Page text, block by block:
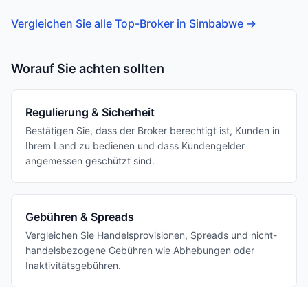
Vergleichen Sie alle Top-Broker in Simbabwe →
Worauf Sie achten sollten
Regulierung & Sicherheit
Bestätigen Sie, dass der Broker berechtigt ist, Kunden in
Ihrem Land zu bedienen und dass Kundengelder
angemessen geschützt sind.
Gebühren & Spreads
Vergleichen Sie Handelsprovisionen, Spreads und nicht-
handelsbezogene Gebühren wie Abhebungen oder
Inaktivitätsgebühren.